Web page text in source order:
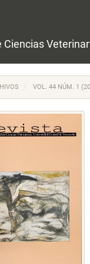
VOL. 44 NÚM. 1